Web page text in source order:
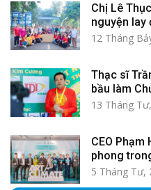
Chị Lê
nguyện lay
12 Tháng
Thạc sĩ
bầu làm
13 Tháng
CEO Phạm
phong
5 Tháng Tư,